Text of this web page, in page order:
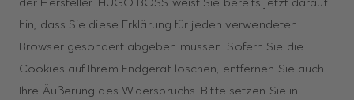
hin, dass Sie diese Erklärung für jeden verwendeten
Browser gesondert abgeben müssen. Sofern Sie die
Cookies auf Ihrem Endgerät löschen, entfernen Sie auch
Ihre Äußerung des Widerspruchs. Bitte setzen Sie in